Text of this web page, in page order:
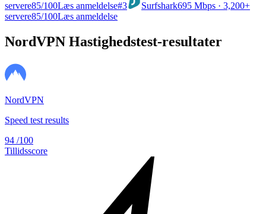
servere85/100Læs anmeldelse#3 Surfshark695 Mbps · 3,200+
servere85/100Læs anmeldelse
NordVPN Hastighedstest-resultater
NordVPN
Speed test results
94 /100
Tillidsscore